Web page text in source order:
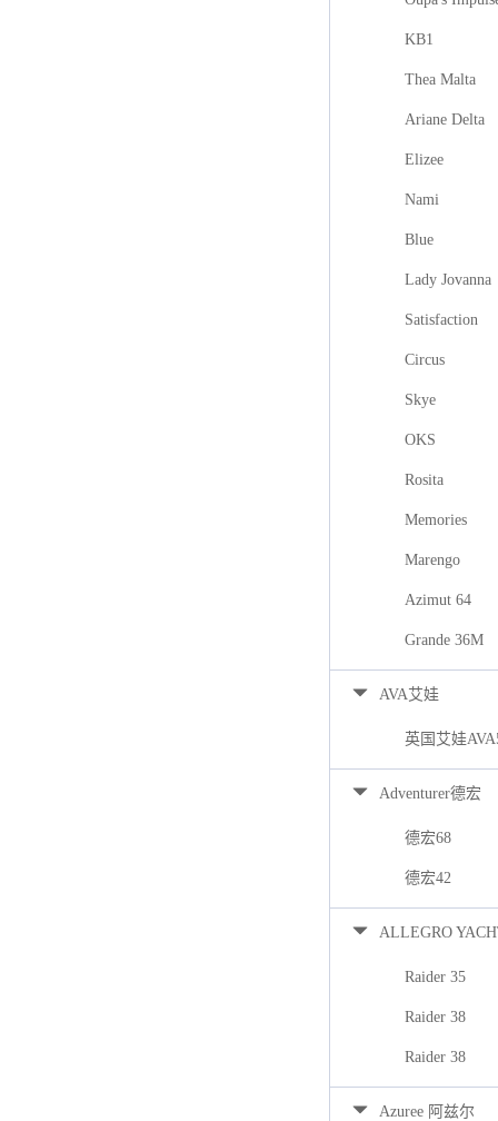
KB1
Thea Malta
Ariane Delta
Elizee
Nami
Blue
Lady Jovanna
Satisfaction
Circus
Skye
OKS
Rosita
Memories
Marengo
Azimut 64
Grande 36M
AVA艾娃
英国艾娃
Adventurer德宏
德宏68
德宏42
ALLEGRO
Raider 35
Raider 38
Raider 38
Azuree 阿兹尔